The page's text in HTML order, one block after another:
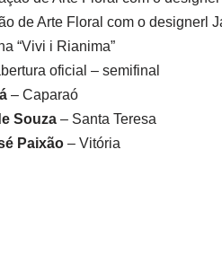
de Arte Floral com o designerl
“Vivi i Rianima”
oficial – semifinal
– Caparaó
Souza – Santa Teresa
Paixão – Vitória